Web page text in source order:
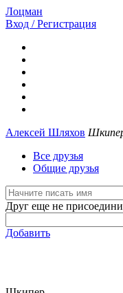
Лоцман
Вход / Регистрация
Алексей Шляхов
Все друзья
Общие друзья
Друг еще не
Добавить